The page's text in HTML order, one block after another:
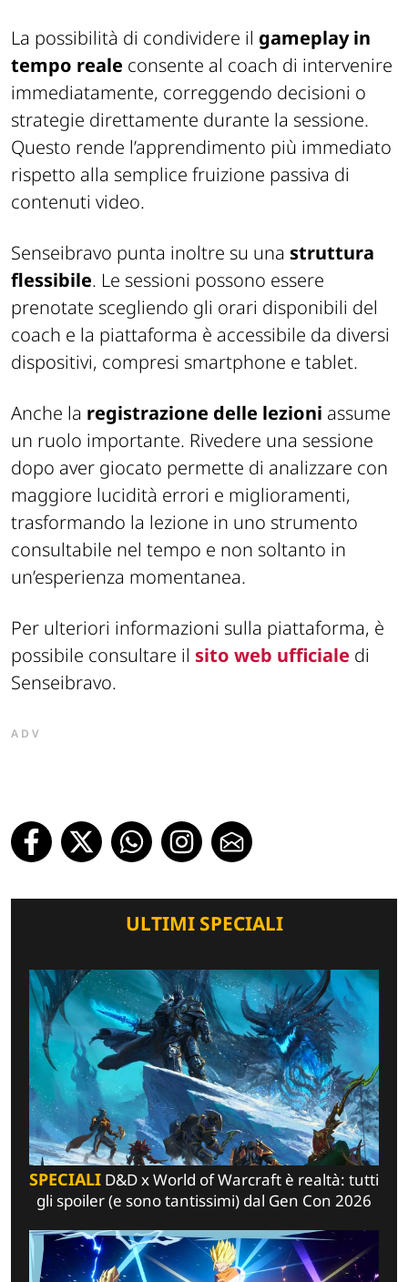
La possibilità di condividere il gameplay in
tempo reale consente al coach di intervenire
immediatamente, correggendo decisioni o
strategie direttamente durante la sessione.
Questo rende l’apprendimento più immediato
rispetto alla semplice fruizione passiva di
contenuti video.
Senseibravo punta inoltre su una struttura
flessibile. Le sessioni possono essere
prenotate scegliendo gli orari disponibili del
coach e la piattaforma è accessibile da diversi
dispositivi, compresi smartphone e tablet.
Anche la registrazione delle lezioni assume
un ruolo importante. Rivedere una sessione
dopo aver giocato permette di analizzare con
maggiore lucidità errori e miglioramenti,
trasformando la lezione in uno strumento
consultabile nel tempo e non soltanto in
un’esperienza momentanea.
Per ulteriori informazioni sulla piattaforma, è
possibile consultare il sito web ufficiale di
Senseibravo.
ADV
ULTIMI SPECIALI
SPECIALI D&D x World of Warcraft è realtà: tutti
gli spoiler (e sono tantissimi) dal Gen Con 2026